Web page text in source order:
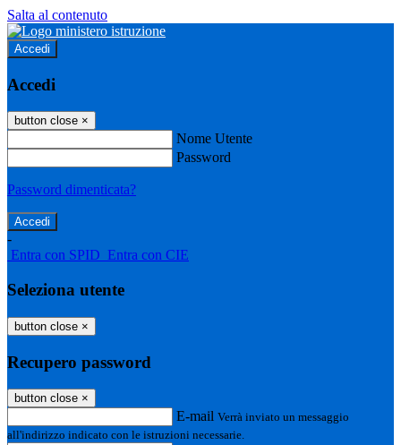
Salta al contenuto
Accedi
Accedi
button close ×
Nome Utente
Password
Password dimenticata?
-
Entra con SPID Entra con CIE
Seleziona utente
button close ×
Recupero password
button close ×
E-mail Verrà inviato un messaggio
all'indirizzo indicato con le istruzioni necessarie.